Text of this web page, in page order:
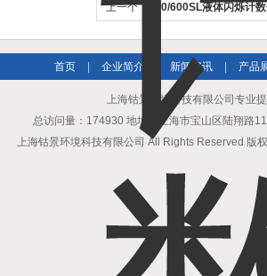
上一个： 300/600SL液体闪烁计
首页 企业简介 新闻资讯 产品
上海钴景环境科技有限公司专业
总访问量：174930 地址：上海市宝山区陆翔路
上海钴景环境科技有限公司 All Rights Reserved 版